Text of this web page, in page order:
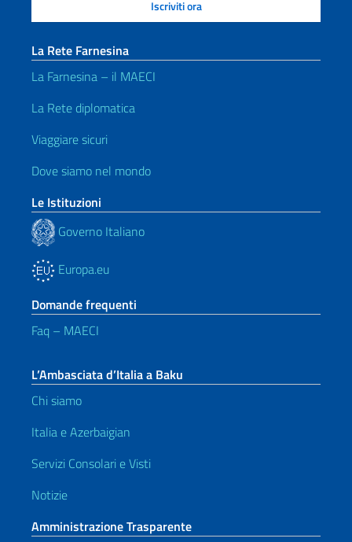
La Rete Farnesina
La Farnesina – il MAECI
La Rete diplomatica
Viaggiare sicuri
Dove siamo nel mondo
Le Istituzioni
Governo Italiano
Europa.eu
Domande frequenti
Faq – MAECI
L’Ambasciata d’Italia a Baku
Chi siamo
Italia e Azerbaigian
Servizi Consolari e Visti
Notizie
Amministrazione Trasparente